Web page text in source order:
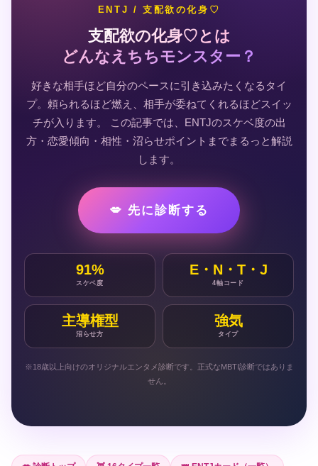
ENTJ / 支配欲の化身♡
支配欲の化身♡とは
どんなえちちモンスター？
好きな相手ほど自分のペースに引き込みたくなるタイ
プ。頼られるほど燃え、相手が委ねてくれるほどスイッ
チが入ります。 この記事では、ENTJのスケベ度の出
方・恋愛傾向・相性・沼らせポイントまでまるっと解説
します。
💋 先に診断する
91%
スケベ度
E・N・T・J
4軸コード
主導権型
沼らせ方
強気
タイプ
※18歳以上向けのオリジナルエンタメ診断です。正式なMBTI診断ではありま
せん。